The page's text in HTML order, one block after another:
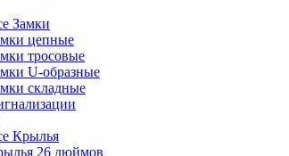
Замки
цепные
тросовые
U-образные
складные
Крылья
26 дюймов